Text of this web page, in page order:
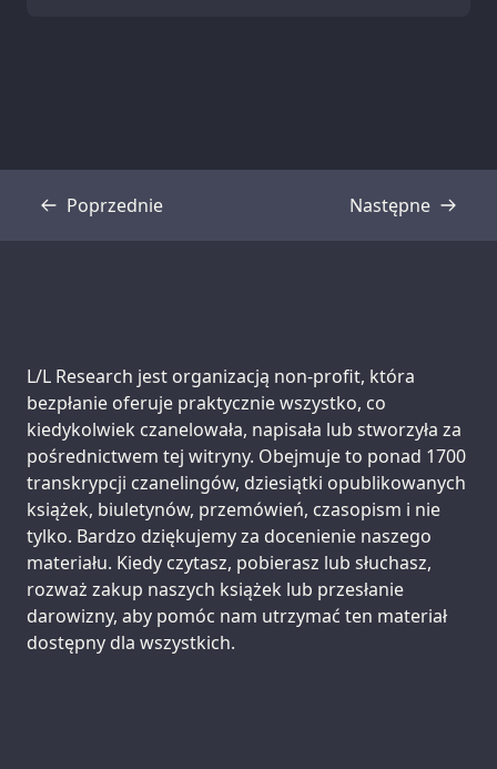
Poprzednie
Transkrypcja Następne
Transkrypcja
Support us:
L/L Research jest organizacją non-profit, która
bezpłanie oferuje praktycznie wszystko, co
kiedykolwiek czanelowała, napisała lub stworzyła za
pośrednictwem tej witryny. Obejmuje to ponad 1700
transkrypcji czanelingów, dziesiątki opublikowanych
książek, biuletynów, przemówień, czasopism i nie
tylko. Bardzo dziękujemy za docenienie naszego
materiału. Kiedy czytasz, pobierasz lub słuchasz,
rozważ zakup naszych książek lub przesłanie
darowizny, aby pomóc nam utrzymać ten materiał
dostępny dla wszystkich.